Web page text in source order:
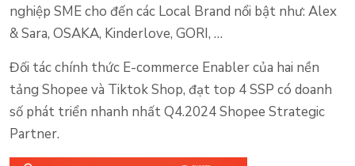
nghiệp SME cho đến các Local Brand nổi bật như: Alex
& Sara, OSAKA, Kinderlove, GORI, …
Đối tác chính thức E-commerce Enabler của hai nền
tảng Shopee và Tiktok Shop, đạt top 4 SSP có doanh
số phát triển nhanh nhất Q4.2024 Shopee Strategic
Partner.